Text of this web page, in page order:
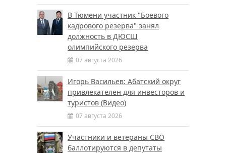
В Тюмени участник "Боевого
кадрового резерва" занял
должность в ДЮСШ
олимпийского резерва
07 августа 2026
Игорь Васильев: Абатский округ
привлекателен для инвесторов и
туристов (Видео)
07 августа 2026
Участники и ветераны СВО
баллотируются в депутаты